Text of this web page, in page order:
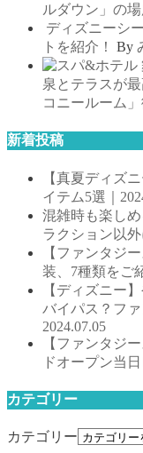
ルダウン」の
ディズニーシ
トを紹介！
By
泉とテラスが
コニールーム
新着投稿
【真夏ディズ
イテム5選｜
混雑時も楽し
ラクション以
【ファンタジ
装、7種類をご
【ディズニー
バイパス？フ
2024.07.05
【ファンタジ
ドオープン当
カテゴリー
カテゴリー